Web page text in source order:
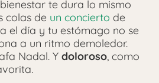
te dura lo mismo
colas de un concierto de
el día y tu estómago no se
a un ritmo demoledor.
Nadal. Y doloroso, como